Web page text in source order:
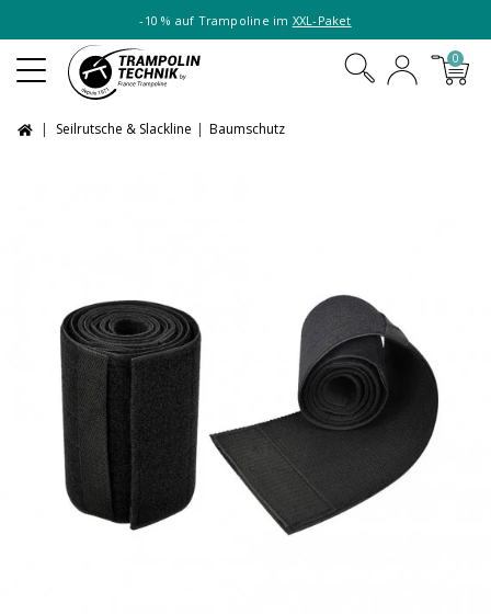
-10 % auf Trampoline im XXL-Paket
0
Seilrutsche & Slackline Baumschutz